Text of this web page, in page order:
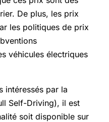
De plus, les prix
les politiques de prix
véhicules électriques
intéressés par la
Self-Driving), il est
soit disponible sur